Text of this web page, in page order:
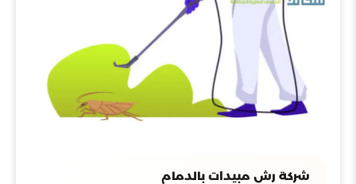
شركة رش مبيدات بالدمام